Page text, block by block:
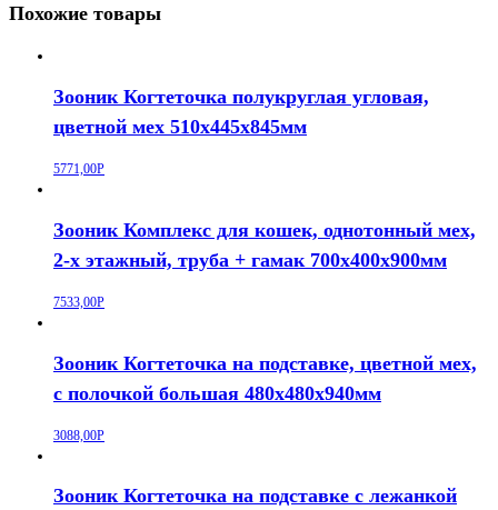
Похожие товары
Зооник Когтеточка полукруглая угловая,
цветной мех 510х445х845мм
5771,00Р
Зооник Комплекс для кошек, однотонный мех,
2-х этажный, труба + гамак 700х400х900мм
7533,00Р
Зооник Когтеточка на подставке, цветной мех,
с полочкой большая 480х480х940мм
3088,00Р
Зооник Когтеточка на подставке с лежанкой